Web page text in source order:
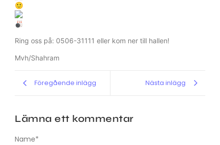
Ring oss på: 0506-31111 eller kom ner till hallen!
Mvh/Shahram
Föregående inlägg Nästa inlägg
Lämna ett kommentar
Name*